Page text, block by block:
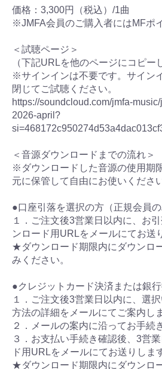
価格：3,300円（税込）/1曲
※JMFA会員のご購入者にはMFポ
＜試聴ページ＞
（下記URLを他のページにコピー
※サインインは不要です。サイン
閉じてご試聴ください。
https://soundcloud.com/jmfa-
2026-april?
＜音源ダウンロードまでの流れ＞
※ダウンロードした音源の使用期
元に保管して自由にお使いください
●口座引落を選択の方（正規会員の
１．ご注文後3営業日以内に、お
ンロード用URLをメールにてお送
★ダウンロード期限内にダウンロ
みください。
●クレジットカード決済または銀
１．ご注文後3営業日以内に、選
方法の詳細をメールにてご案内し
２．メールの案内に沿ってお手続
３．お支払い手続き確認後、3営
ド用URLをメールにてお送りしま
★ダウンロード期限内にダウンロ